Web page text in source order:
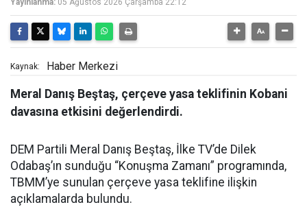
Yayınlanma: 05 Ağustos 2026 Çarşamba 22:12
Kaynak: Haber Merkezi
Meral Danış Beştaş, çerçeve yasa teklifinin Kobani
davasına etkisini değerlendirdi.
DEM Partili Meral Danış Beştaş, İlke TV’de Dilek
Odabaş’ın sunduğu “Konuşma Zamanı” programında,
TBMM’ye sunulan çerçeve yasa teklifine ilişkin
açıklamalarda bulundu.